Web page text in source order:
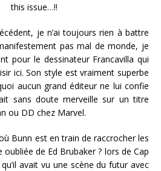
this issue…!!
je n’ai toujours rien à battre
pas mal de monde, je
pour le dessinateur Francavilla qui
ici. Son style est vraiment superbe
aucun grand éditeur ne lui confie
sans doute merveille sur un titre
ou DD chez Marvel.
Bunn est en train de raccrocher les
de Ed Brubaker ? lors de Cap
avait vu une scène du futur avec